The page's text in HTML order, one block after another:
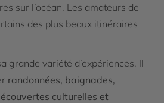
sur l’océan. Les amateurs de
des plus beaux itinéraires
grande variété d’expériences. Il
randonnées, baignades,
culturelles et